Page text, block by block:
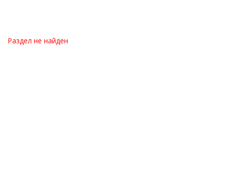
Раздел не найден